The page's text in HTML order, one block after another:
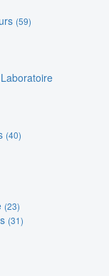
(59)
(40)
(23)
(31)